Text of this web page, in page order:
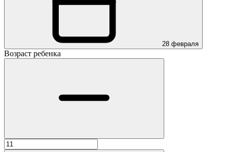
28 февраля
Возраст ребенка